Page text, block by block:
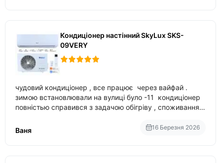
Кондиціонер настінний SkyLux SKS-
09VERY
чудовий кондиціонер , все працює через вайфай .
зимою встановлювали на вулиці було -11 кондиціонер
повністью справився з задачою обігріву , споживання
температури
Ваня 16 Березня 2026